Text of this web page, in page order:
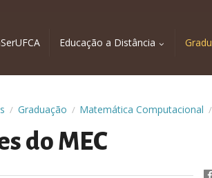
Educação a Distância
/ Graduação / Matemática Computacional /
do MEC